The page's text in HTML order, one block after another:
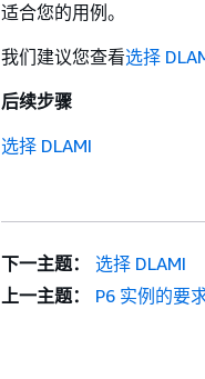
适合您的用例。
我们建议您查看选择
后续步骤
选择 DLAMI
下一主题：
选择 DLAMI
上一主题：
P6 实例的要